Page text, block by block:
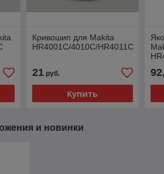
Кривошип для Makita
HR4001C/4010C/HR4011C
21руб.
Купить
и новинки